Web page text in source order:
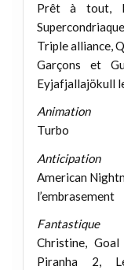
Prêt à tout,
Triple alliance,
Garçons et
Eyjafjallajökull
Animation
Turbo
Anticipation
American
l’embrasement
Fantastique
Christine,
Piranha 2,